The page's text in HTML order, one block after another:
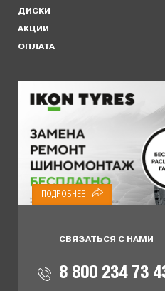
ДИСКИ
АКЦИИ
ОПЛАТА
ПОДРОБНЕЕ
СВЯЗАТЬСЯ С НАМИ
8 800 234 73